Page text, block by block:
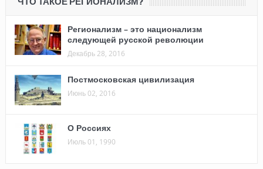
Регионализм – это национализм
следующей русской революции
Декабрь 28, 2016
Постмосковская цивилизация
Июнь 02, 2016
О Россиях
Июль 01, 1990